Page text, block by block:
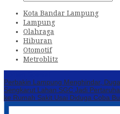
Kota Bandar Lampung
Lampung
Olahraga
Hiburan
Otomotif
Metroblitz
Perbakin Lampung Menghindar,
Sengkarut Lahan SGC Jadi
ke Rumah Sakit Usai Diduga Coba